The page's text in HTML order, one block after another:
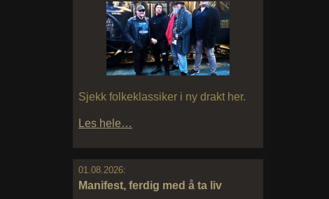
Sjekk folkeklassiker i ny drakt her.
Les hele…
01.08.2026:
Manifest, ferdig med å ta liv